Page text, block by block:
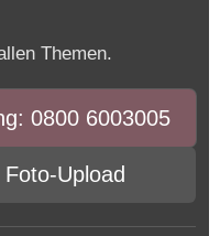
Themen.
0800 6003005
Upload